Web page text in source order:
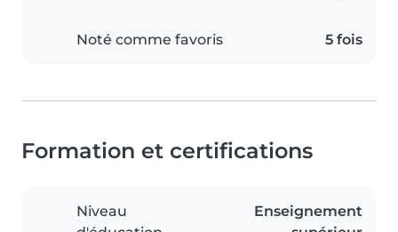
Noté comme favoris 5 fois
Formation et certifications
Niveau
Enseignement